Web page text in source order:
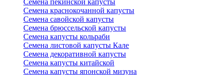
Семена пекинской капусты
Семена краснокочанной капусты
Семена савойской капусты
Семена брюссельской капусты
Семена капусты кольраби
Семена листовой капусты Кале
Семена декоративной капусты
Семена капусты китайской
Семена капусты японской мизуна